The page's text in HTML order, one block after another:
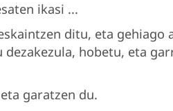
ikasi ...
ditu, eta
hobetu, eta
garatzen du.